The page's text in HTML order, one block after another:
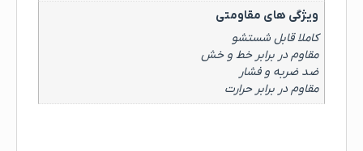
ویژگی های مقاومتی
کاملا قابل شستشو
مقاوم در برابر خط و خش
ضد ضربه و فشار
مقاوم در برابر حرارت